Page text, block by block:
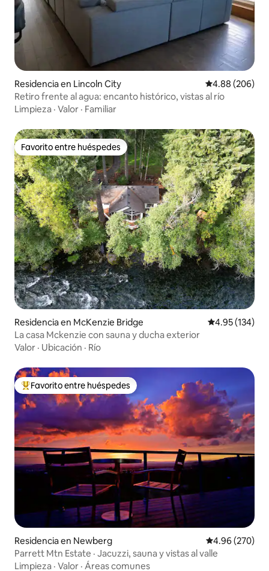
Residencia en Lincoln City Calificación
4.88 (206)
Retiro frente al agua: encanto histórico, vistas al río
Limpieza · Valor · Familiar
Favorito entre huéspedes
Favorito entre huéspedes
Residencia en McKenzie Bridge Calificación
4.95 (134)
La casa Mckenzie con sauna y ducha exterior
Valor · Ubicación · Río
De los mejores en Favorito entre huéspedes
Favorito entre huéspedes
Residencia en Newberg Calificación
4.96 (270)
Parrett Mtn Estate · Jacuzzi, sauna y vistas al valle
Limpieza · Valor · Áreas comunes